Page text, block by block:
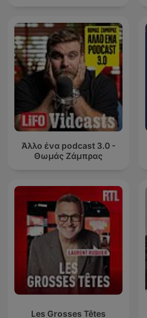
Άλλο ένα podcast 3.0 -
Θωμάς Ζάμπρας
Les Grosses Têtes